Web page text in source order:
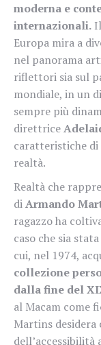
moderna e
internazionali.
Europa mira a
nel panorama
riflettori sia sul
mondiale, in un
sempre più
direttrice
caratteristiche
realtà.
Realtà che
diArmando
ragazzo ha
caso che sia
cui, nel 1974,
collezione
dalla fine del
al Macam come
Martins